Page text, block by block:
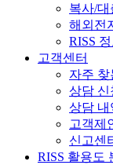
복사/대
해외전
RISS
고객센터
자주 찾
상담 신
상담 내
고객제
신고센
RISS 활용도